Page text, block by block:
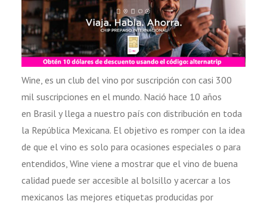
Wine, es un club del vino por suscripción con casi 300
mil suscripciones en el mundo. Nació hace 10 años
en Brasil y llega a nuestro país con distribución en toda
la República Mexicana. El objetivo es romper con la idea
de que el vino es solo para ocasiones especiales o para
entendidos, Wine viene a mostrar que el vino de buena
calidad puede ser accesible al bolsillo y acercar a los
mexicanos las mejores etiquetas producidas por